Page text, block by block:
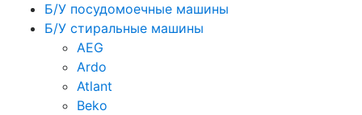
Б/У посудомоечные машины
Б/У стиральные машины
AEG
Ardo
Atlant
Beko